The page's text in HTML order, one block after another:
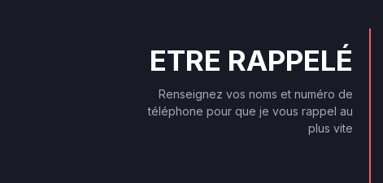
ETRE RAPPELÉ
Renseignez vos noms et numéro de
téléphone pour que je vous rappel au
plus vite